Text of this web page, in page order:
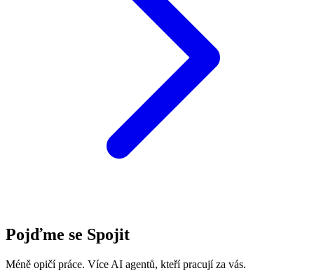
Pojďme se Spojit
Méně opičí práce. Více AI agentů, kteří pracují za vás.